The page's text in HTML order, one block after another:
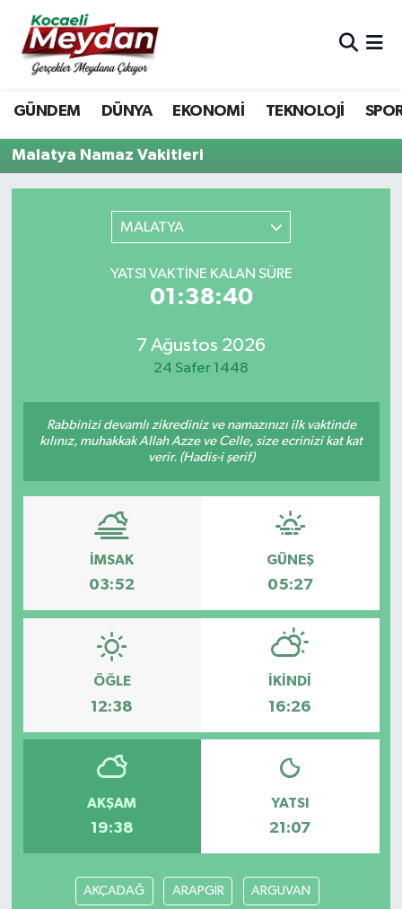
GÜNDEM DÜNYA EKONOMİ TEKNOLOJİ
Malatya Namaz Vakitleri
MALATYA
YATSI VAKTINE KALAN SÜRE
01:38:40
7 Ağustos 2026
24 Safer 1448
Rabbinizi devamlı zikrediniz ve namazınızı ilk vaktinde
kılınız, muhakkak Allah Azze ve Celle, size ecrinizi kat kat
verir. (Hadis-i şerif)
İMSAK
03:52
GÜNEŞ
05:27
ÖĞLE
12:38
İKINDI
16:26
AKŞAM
19:38
YATSI
21:07
AKÇADAĞ ARAPGİR ARGUVAN
Nöbetçi Eczaneler
Hava Durumu
Trafik Durumu
Son Dakika Haberleri